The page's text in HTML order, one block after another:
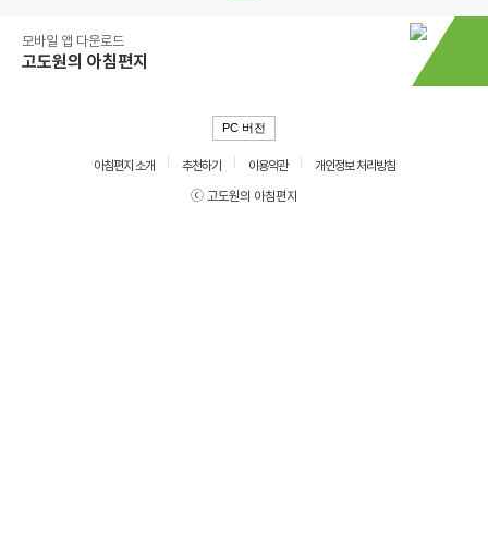
모바일 앱 다운로드
고도원의 아침편지
PC 버전
아침편지 소개 추천하기 이용약관
개인정보 처리방침
ⓒ 고도원의 아침편지